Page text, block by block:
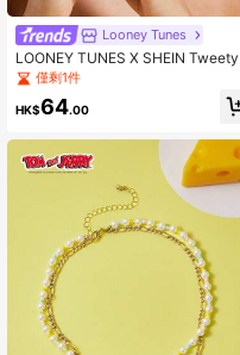
Looney Tunes
LOONEY TUNES X SHEIN Tweety
与心形图案 3D 耳机盒
僅剩1件
HK$64.00